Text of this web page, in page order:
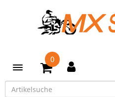
Toggle navigation
0